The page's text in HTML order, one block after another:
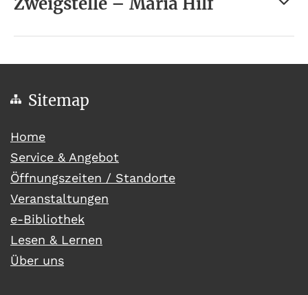
Sitemap
Home(current)
Service & Angebot
Öffnungszeiten / Standorte
Veranstaltungen
e-Bibliothek
Lesen & Lernen
Über uns